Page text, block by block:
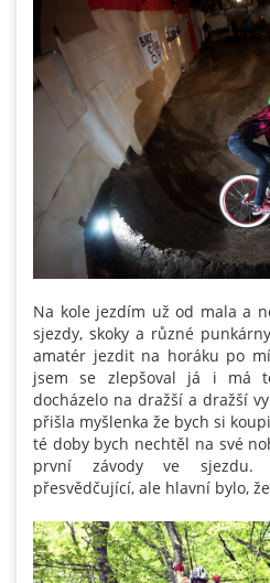
Na kole jezdím už od mala a
sjezdy, skoky a různé
amatér jezdit na horáku po
jsem se zlepšoval já i má
docházelo na dražší a dražší
přišla myšlenka že bych si
té doby bych nechtěl na své
první závody ve sjezdu.
přesvědčující, ale hlavní bylo,